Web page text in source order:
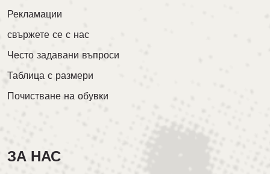
Рекламации
свържете се с нас
Често задавани въпроси
Таблица с размери
Почистване на обувки
ЗА НАС